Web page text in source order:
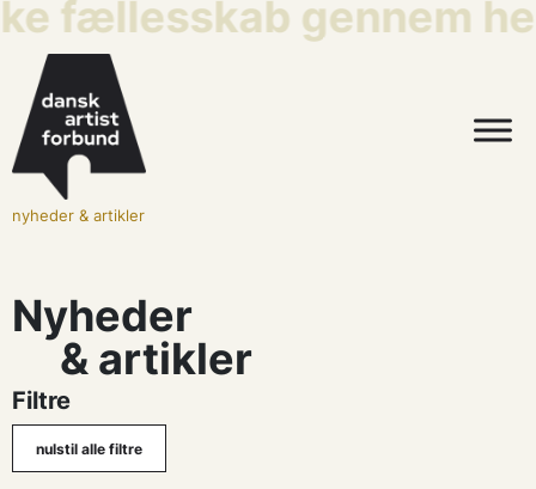
fællesskab gennem
nyheder & artikler
Nyheder
& artikler
Filtre